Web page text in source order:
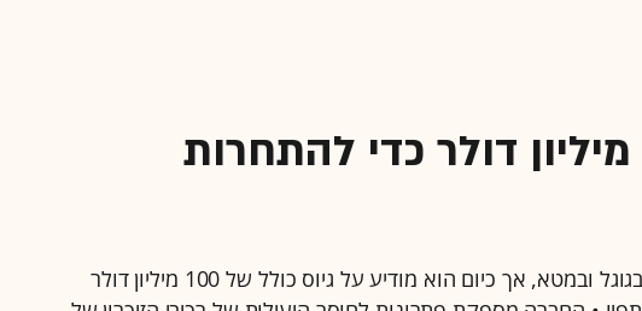
הישראלי שמגייס 100 מיליון דולר כדי להתחרות
עפר שחם עבד לאורך השנים בתפקיד בכירים בגוגל ובמטא, אך כיום הוא מודיע על גיוס כולל של 100 מיליון דולר